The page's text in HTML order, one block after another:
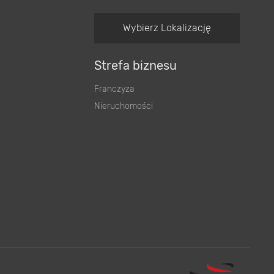
Wybierz Lokalizację
Strefa biznesu
Franczyza
Nieruchomości